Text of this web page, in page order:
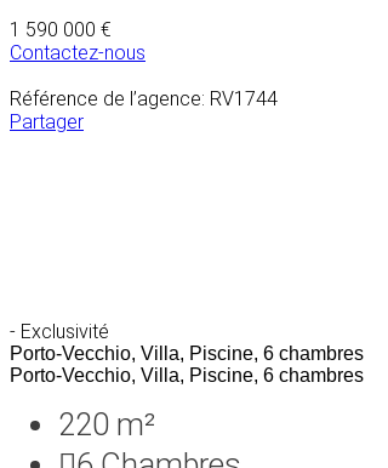
1 590 000 €
Contactez-nous
Référence de l’agence: RV1744
Partager
- Exclusivité
Porto-Vecchio, Villa, Piscine, 6 chambres
Porto-Vecchio, Villa, Piscine, 6 chambres
220 m²